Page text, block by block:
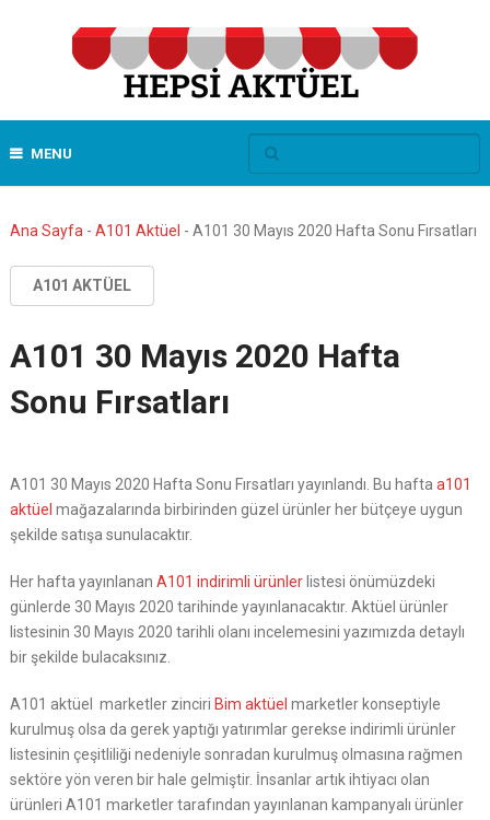
MENU
Ana Sayfa - A101 Aktüel - A101 30 Mayıs 2020 Hafta Sonu Fırsatları
A101 AKTÜEL
A101 30 Mayıs 2020 Hafta
Sonu Fırsatları
A101 30 Mayıs 2020 Hafta Sonu Fırsatları yayınlandı. Bu hafta a101
aktüel mağazalarında birbirinden güzel ürünler her bütçeye uygun
şekilde satışa sunulacaktır.
Her hafta yayınlanan A101 indirimli ürünlerlistesi önümüzdeki
günlerde 30 Mayıs 2020 tarihinde yayınlanacaktır. Aktüel ürünler
listesinin 30 Mayıs 2020 tarihli olanı incelemesini yazımızda detaylı
bir şekilde bulacaksınız.
A101 aktüel marketler zinciri Bim aktüel marketler konseptiyle
kurulmuş olsa da gerek yaptığı yatırımlar gerekse indirimli ürünler
listesinin çeşitliliği nedeniyle sonradan kurulmuş olmasına rağmen
sektöre yön veren bir hale gelmiştir. İnsanlar artık ihtiyacı olan
ürünleri A101 marketler tarafından yayınlanan kampanyalı ürünler